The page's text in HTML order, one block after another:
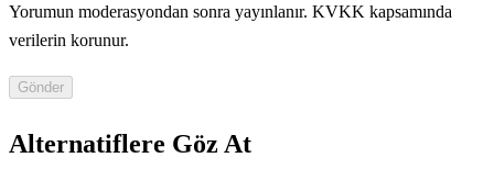
Yorumun moderasyondan sonra yayınlanır. KVKK kapsamında
verilerin korunur.
Gönder
Alternatiflere Göz At